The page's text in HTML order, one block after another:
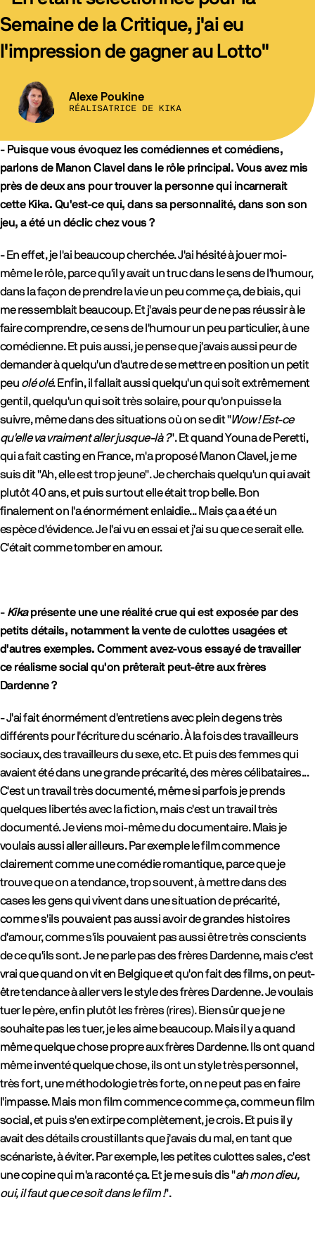
Semaine de la Critique, j'ai eu
l'impression de gagner au Lotto"
Alexe Poukine
RÉALISATRICE DE KIKA
- Puisque vous évoquez les comédiennes et comédiens,
parlons de Manon Clavel dans le rôle principal. Vous avez mis
près de deux ans pour trouver la personne qui incarnerait
cette Kika. Qu'est-ce qui, dans sa personnalité, dans son son
jeu, a été un déclic chez vous ?
- En effet, je l'ai beaucoup cherchée. J'ai hésité à jouer moi-
même le rôle, parce qu'il y avait un truc dans le sens de l'humour,
dans la façon de prendre la vie un peu comme ça, de biais, qui
me ressemblait beaucoup. Et j'avais peur de ne pas réussir à le
faire comprendre, ce sens de l'humour un peu particulier, à une
comédienne. Et puis aussi, je pense que j'avais aussi peur de
demander à quelqu'un d'autre de se mettre en position un petit
peu olé olé. Enfin, il fallait aussi quelqu'un qui soit extrêmement
gentil, quelqu'un qui soit très solaire, pour qu'on puisse la
suivre, même dans des situations où on se dit "Wow !Est-ce
qu'elle va vraiment aller jusque-là ?". Et quand Youna de Peretti,
qui a fait casting en France, m'a proposé Manon Clavel, je me
suis dit "Ah, elle est trop jeune". Je cherchais quelqu'un qui avait
plutôt 40 ans, et puis surtout elle était trop belle. Bon
finalement on l'a énormément enlaidie... Mais ça a été un
espèce d'évidence. Je l'ai vu en essai et j'ai su que ce serait elle.
C'était comme tomber en amour.
- Kikaprésente une une réalité crue qui est exposée par des
petits détails, notamment la vente de culottes usagées et
d'autres exemples. Comment avez-vous essayé de travailler
ce réalisme social qu'on prêterait peut-être aux frères
Dardenne ?
- J'ai fait énormément d'entretiens avec plein de gens très
différents pour l'écriture du scénario. À la fois des travailleurs
sociaux, des travailleurs du sexe, etc. Et puis des femmes qui
avaient été dans une grande précarité, des mères célibataires...
C'est un travail très documenté, même si parfois je prends
quelques libertés avec la fiction, mais c'est un travail très
documenté. Je viens moi-même du documentaire. Mais je
voulais aussi aller ailleurs. Par exemple le film commence
clairement comme une comédie romantique, parce que je
trouve que on a tendance, trop souvent, à mettre dans des
cases les gens qui vivent dans une situation de précarité,
comme s'ils pouvaient pas aussi avoir de grandes histoires
d'amour, comme s'ils pouvaient pas aussi être très conscients
de ce qu'ils sont. Je ne parle pas des frères Dardenne, mais c'est
vrai que quand on vit en Belgique et qu'on fait des films, on peut-
être tendance à aller vers le style des frères Dardenne. Je voulais
tuer le père, enfin plutôt les frères (rires). Bien sûr que je ne
souhaite pas les tuer, je les aime beaucoup. Mais il y a quand
même quelque chose propre aux frères Dardenne. Ils ont quand
même inventé quelque chose, ils ont un style très personnel,
très fort, une méthodologie très forte, on ne peut pas en faire
l'impasse. Mais mon film commence comme ça, comme un film
social, et puis s'en extirpe complètement, je crois. Et puis il y
avait des détails croustillants que j'avais du mal, en tant que
scénariste, à éviter. Par exemple, les petites culottes sales, c'est
une copine qui m'a raconté ça. Et je me suis dis "ah mon dieu,
oui, il faut que ce soit dans le film !".